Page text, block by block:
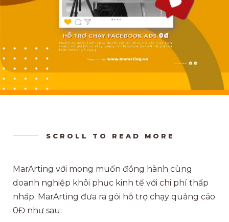
SCROLL TO READ MORE
MarArting với mong muốn đồng hành cùng
doanh nghiệp khôi phục kinh tế với chi phí thấp
nhấp. MarArting đưa ra gói hỗ trợ chạy quảng cáo
0Đ như sau: